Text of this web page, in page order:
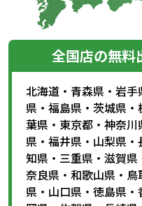
全国店の無料
北海道 ・ 青森県 ・ 岩手
県 ・ 福島県 ・ 茨城県 ・
葉県 ・ 東京都 ・ 神奈川
県 ・ 福井県 ・ 山梨県 ・
知県 ・ 三重県 ・ 滋賀県
奈良県 ・ 和歌山県 ・ 鳥
県 ・ 山口県 ・ 徳島県 ・